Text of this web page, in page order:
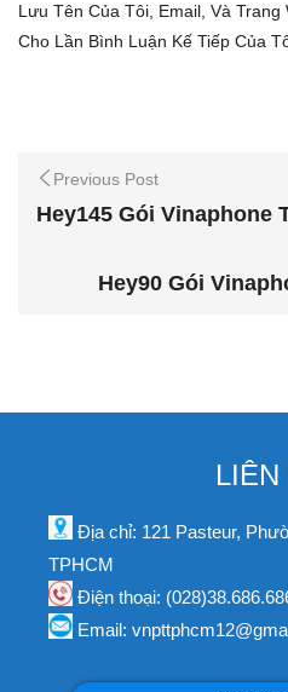
Lưu Tên Của Tôi, Email, Và
Cho Lần Bình Luận Kế Tiếp Của
Previous Post
Hey145 Gói Vinaphone
Hey90 Gói
LIÊN
Địa chỉ: 121 Pasteur,
TPHCM
Điện thoại:
Email: